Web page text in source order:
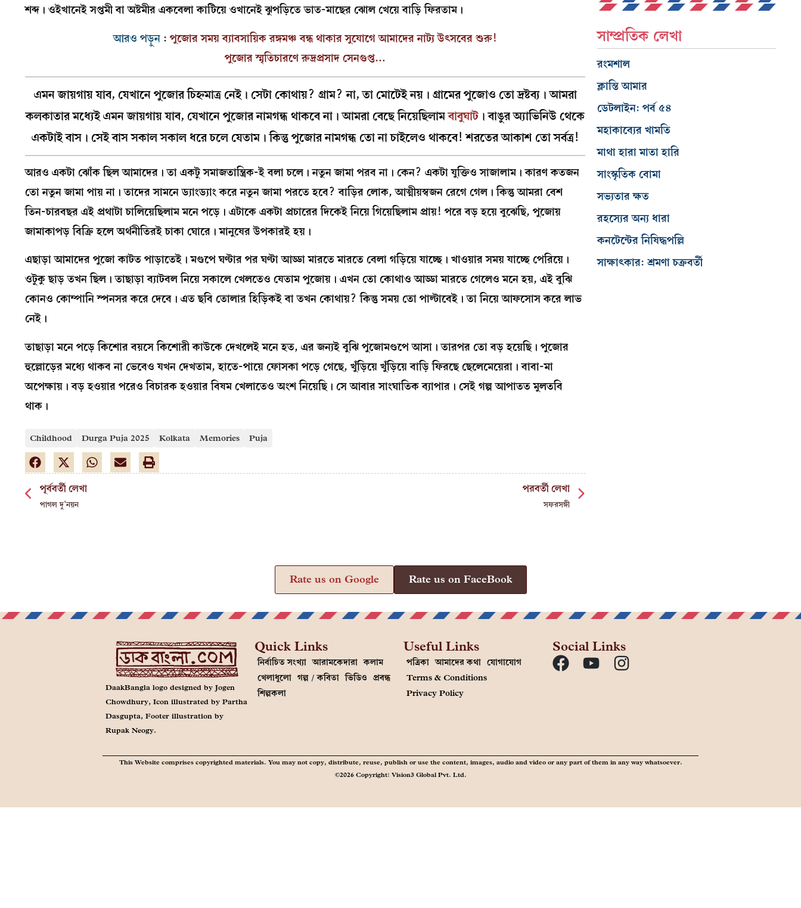
শব্দ। ওইখানেই সপ্তমী বা অষ্টমীর একবেলা কাটিয়ে ওখানেই ঝুপড়িতে ভাত-মাছের ঝোল খেয়ে বাড়ি ফিরতাম।
আরও পড়ুন : পুজোর সময় ব্যাবসায়িক রঙ্গমঞ্চ বন্ধ থাকার সুযোগে আমাদের নাট্য উৎসবের শুরু!
পুজোর স্মৃতিচারণে রুদ্রপ্রসাদ সেনগুপ্ত…
এমন জায়গায় যাব, যেখানে পুজোর চিহ্নমাত্র নেই। সেটা কোথায়? গ্রাম? না, তা মোটেই নয়। গ্রামের পুজোও তো দ্রষ্টব্য। আমরা
কলকাতার মধ্যেই এমন জায়গায় যাব, যেখানে পুজোর নামগন্ধ থাকবে না। আমরা বেছে নিয়েছিলামবাবুঘাট । বাঙুর অ্যাভিনিউ থেকে
একটাই বাস। সেই বাস সকাল সকাল ধরে চলে যেতাম। কিন্তু পুজোর নামগন্ধ তো না চাইলেও থাকবে! শরতের আকাশ তো সর্বত্র!
আরও একটা ঝোঁক ছিল আমাদের। তা একটু সমাজতান্ত্রিক-ই বলা চলে। নতুন জামা পরব না। কেন? একটা যুক্তিও সাজালাম। কারণ কতজন
তো নতুন জামা পায় না। তাদের সামনে ড্যাংড্যাং করে নতুন জামা পরতে হবে? বাড়ির লোক, আত্মীয়স্বজন রেগে গেল। কিন্তু আমরা বেশ
তিন-চারবছর এই প্রথাটা চালিয়েছিলাম মনে পড়ে। এটাকে একটা প্রচারের দিকেই নিয়ে গিয়েছিলাম প্রায়! পরে বড় হয়ে বুঝেছি, পুজোয়
জামাকাপড় বিক্রি হলে অর্থনীতিরই চাকা ঘোরে। মানুষের উপকারই হয়।
এছাড়া আমাদের পুজো কাটত পাড়াতেই। মণ্ডপে ঘণ্টার পর ঘণ্টা আড্ডা মারতে মারতে বেলা গড়িয়ে যাচ্ছে। খাওয়ার সময় যাচ্ছে পেরিয়ে।
ওটুকু ছাড় তখন ছিল। তাছাড়া ব্যাটবল নিয়ে সকালে খেলতেও যেতাম পুজোয়। এখন তো কোথাও আড্ডা মারতে গেলেও মনে হয়, এই বুঝি
কোনও কোম্পানি স্পনসর করে দেবে। এত ছবি তোলার হিড়িকই বা তখন কোথায়? কিন্তু সময় তো পাল্টাবেই। তা নিয়ে আফসোস করে লাভ
নেই।
তাছাড়া মনে পড়ে কিশোর বয়সে কিশোরী কাউকে দেখলেই মনে হত, এর জন্যই বুঝি পুজোমণ্ডপে আসা। তারপর তো বড় হয়েছি। পুজোর
হুল্লোড়ের মধ্যে থাকব না ভেবেও যখন দেখতাম, হাতে-পায়ে ফোসকা পড়ে গেছে, খুঁড়িয়ে খুঁড়িয়ে বাড়ি ফিরছে ছেলেমেয়েরা। বাবা-মা
অপেক্ষায়। বড় হওয়ার পরেও বিচারক হওয়ার বিষম খেলাতেও অংশ নিয়েছি। সে আবার সাংঘাতিক ব্যাপার। সেই গল্প আপাতত মুলতবি
থাক।
Childhood Durga Puja 2025 Kolkata Memories Puja
পূর্ববর্তী লেখা
পাগল দু’নয়ন
পরবর্তী লেখা
সফরসঙ্গী
সাম্প্রতিক লেখা
রংমশাল
ক্লান্তি আমার
ডেটলাইন: পর্ব ৫৪
মহাকাব্যের খামতি
মাথা হারা মাতা হারি
সাংস্কৃতিক বোমা
সভ্যতার ক্ষত
রহস্যের অন্য ধারা
কনটেন্টের নিষিদ্ধপল্লি
সাক্ষাৎকার: শ্রমণা চক্রবর্তী
Rate us on Google Rate us on FaceBook
DaakBangla logo designed by Jogen
Chowdhury, Icon illustrated by Partha
Dasgupta, Footer illustration by
Rupak Neogy.
Quick Links
নির্বাচিত সংখ্যা আরামকেদারা কলাম
খেলাধুলো গল্প / কবিতা ভিডিও প্রবন্ধ
শিল্পকলা
Useful Links
পত্রিকা আমাদের কথা যোগাযোগ
Terms & Conditions
Privacy Policy
Social Links
This Website comprises copyrighted materials. You may not copy, distribute, reuse, publish or use the content, images, audio and video or any part of them in any way whatsoever.
©2026 Copyright: Vision3 Global Pvt. Ltd.